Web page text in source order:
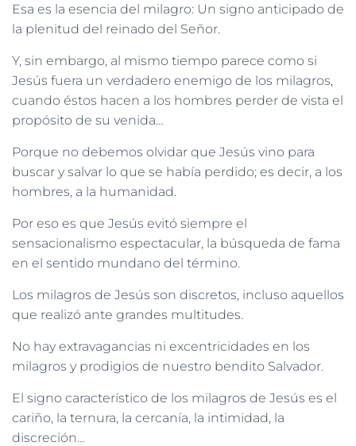
Esa es la esencia del milagro: Un signo anticipado de
la plenitud del reinado del Señor.
Y, sin embargo, al mismo tiempo parece como si
Jesús fuera un verdadero enemigo de los milagros,
cuando éstos hacen a los hombres perder de vista el
propósito de su venida…
Porque no debemos olvidar que Jesús vino para
buscar y salvar lo que se había perdido; es decir, a los
hombres, a la humanidad.
Por eso es que Jesús evitó siempre el
sensacionalismo espectacular, la búsqueda de fama
en el sentido mundano del término.
Los milagros de Jesús son discretos, incluso aquellos
que realizó ante grandes multitudes.
No hay extravagancias ni excentricidades en los
milagros y prodigios de nuestro bendito Salvador.
El signo característico de los milagros de Jesús es el
cariño, la ternura, la cercanía, la intimidad, la
discreción…